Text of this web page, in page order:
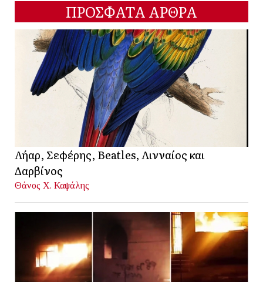
ΠΡΟΣΦΑΤΑ ΑΡΘΡΑ
Λήαρ, Σεφέρης, Beatles, Λινναίος και
Δαρβίνος
Θάνος Χ. Καψάλης